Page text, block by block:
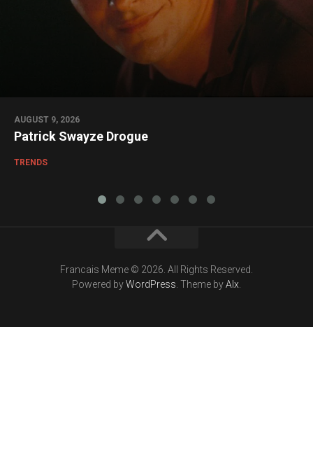
AUGUST 9, 2026
Patrick Swayze Drogue
TRENDS
Francais Meme © 2026. All Rights Reserved.
Powered byWordPress . Theme byAlx